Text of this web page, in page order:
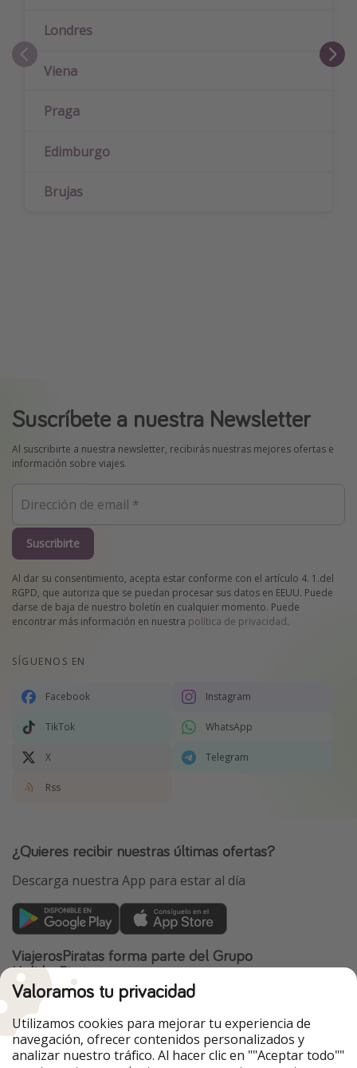
Londres
Viena
Praga
Edimburgo
Brujas
Suscríbete a nuestra Newsletter
Al suscribirte a nuestra newsletter, recibirás nuestras mejores ofertas e
información sobre viajes.
Suscribirte
Al dar su consentimiento, acepta estar conforme con el artículo 4. 1.del
RGPD, que autoriza que se puedan procesar sus datos en EEUU. Puede
darse de baja de nuestro boletín en cualquier momento. Puede
encontrar más información en nuestra política de privacidad.
SÍGUENOS EN
Facebook Instagram
TikTok WhatsApp
X Telegram
Rss
¿Quieres recibir nuestras últimas ofertas?
Descarga nuestra App para estar al día
ViajerosPiratas forma parte del Grupo
HolidayPirates
Nuestros mercados
PiratinViaggio
HolidayPirates
VakantiePiraten
WakacyjniPiraci
VoyagesPirates
Ferienpiraten
Valoramos tu privacidad
Utilizamos cookies para mejorar tu experiencia de
navegación, ofrecer contenidos personalizados y
analizar nuestro tráfico. Al hacer clic en ""Aceptar todo""